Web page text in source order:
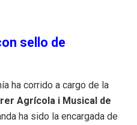
sello de
ha corrido a cargo de la
Agrícola i Musical de
ha sido la encargada de